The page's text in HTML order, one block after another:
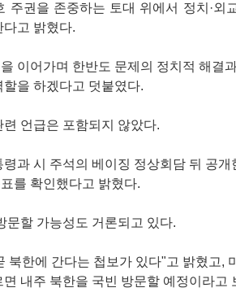
주권을 존중하는 토대 위에서 정치·외
고 밝혔다.
이어가며 한반도 문제의 정치적 해결
을 하겠다고 덧붙였다.
언급은 포함되지 않았다.
과 시 주석의 베이징 정상회담 뒤 공개
를 확인했다고 밝혔다.
문할 가능성도 거론되고 있다.
북한에 간다는 첩보가 있다"고 밝혔고,
내주 북한을 국빈 방문할 예정이라고